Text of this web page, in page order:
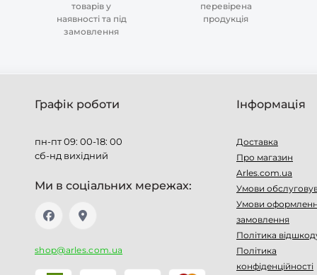
товарів у
наявності та під
замовлення
перевірена
продукція
Графік роботи
пн-пт 09: 00-18: 00
сб-нд вихідний
Ми в соціальних мережах:
shop@arles.com.ua
Інформація
Доставка
Про магазин
Arles.com.ua
Умови
Умови
замовлення
Політика
Політика
конфіденційності